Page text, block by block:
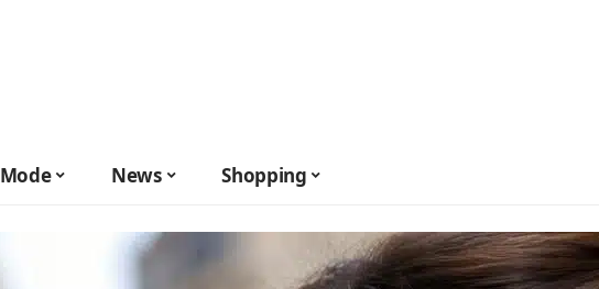
Mode News Shopping